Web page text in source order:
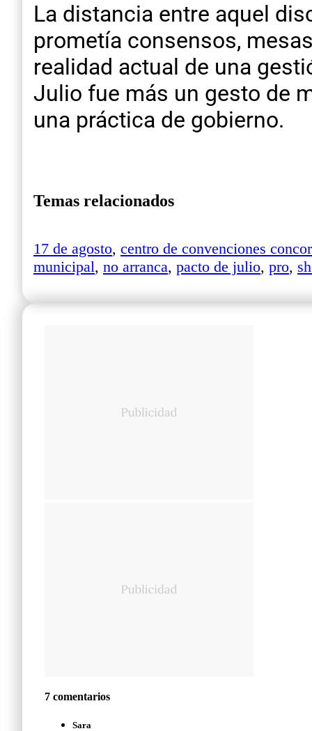
La distancia entre aquel
prometía consensos,
realidad actual de una
Julio fue más un gesto de
una práctica de gobierno.
Temas relacionados
17 de agosto, centro de convenciones
municipal, no arranca, pacto de julio, pro,
7 comentarios
Sara